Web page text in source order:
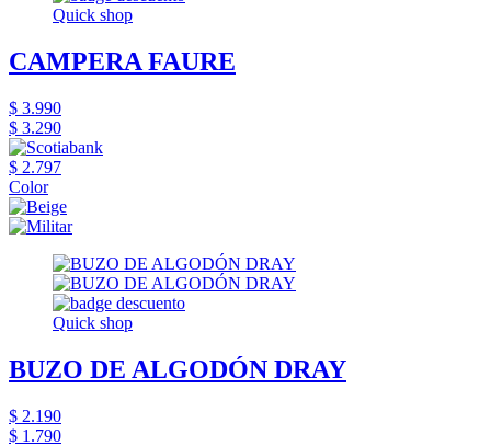
Quick shop
CAMPERA FAURE
$ 3.990
$ 3.290
$ 2.797
Color
Quick shop
BUZO DE ALGODÓN DRAY
$ 2.190
$ 1.790